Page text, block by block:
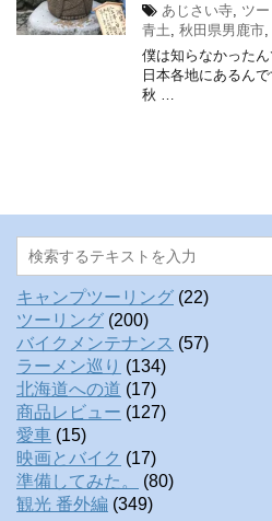
あじさい寺 ツ
青土
秋田県男鹿市
僕は知らなかった
日本各地にある
秋 …
キャンプツーリング (22)
ツーリング (200)
バイクメンテナンス (57)
ラーメン巡り (134)
北海道への道 (17)
商品レビュー (127)
愛車 (15)
映画とバイク (17)
準備してみた。
(80)
観光 番外編 (349)